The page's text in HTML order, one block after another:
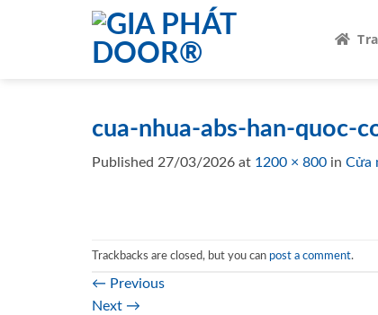
cua-nhua-abs-han-quoc-
Published 27/03/2026 at 1200 × 800 in Cửa
Trackbacks are closed, but you can post a comment.
← Previous
Next →